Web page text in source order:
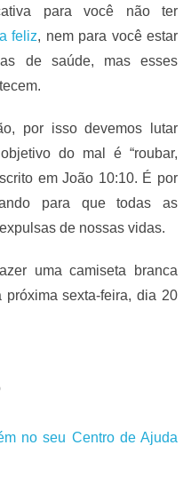
para você não ter
feliz, nem para você estar
de saúde, mas esses
por isso devemos lutar
do mal é “roubar,
em João 10:10. É por
para que todas as
de nossas vidas.
uma camiseta branca
sexta-feira, dia 20
no seu Centro de Ajuda